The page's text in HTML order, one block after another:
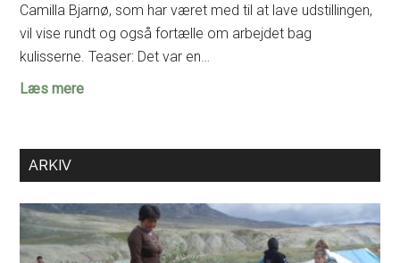
Camilla Bjarnø, som har været med til at lave udstillingen,
vil vise rundt og også fortælle om arbejdet bag
kulisserne. Teaser: Det var en…
Læs mereEksklusiv
i
Kelter-
udstillingen
på
ARKIV